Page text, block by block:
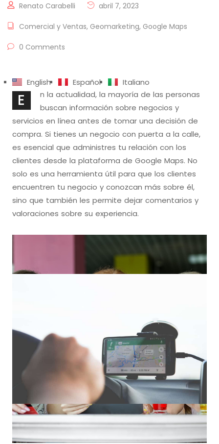
Renato Carabelli abril 7, 2023
Comercial y Ventas, Geomarketing, Google Maps
0 Comments
English Español Italiano
E
n la actualidad, la mayoría de las personas
buscan información sobre negocios y
servicios en línea antes de tomar una decisión de
compra. Si tienes un negocio con puerta a la calle,
es esencial que administres tu relación con los
clientes desde la plataforma de Google Maps. No
solo es una herramienta útil para que los clientes
encuentren tu negocio y conozcan más sobre él,
sino que también les permite dejar comentarios y
valoraciones sobre su experiencia.